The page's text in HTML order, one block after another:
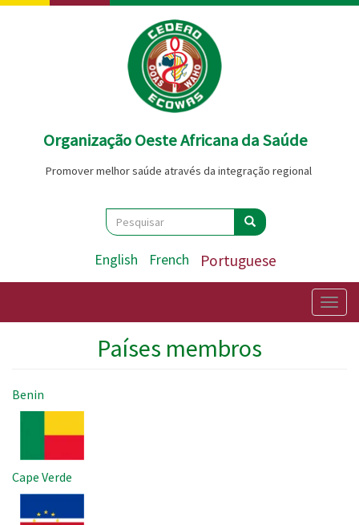
Passar
Organização Oeste Africana da Saúde
Promover melhor saúde através da integração regional
Search
Pesquisar Pesquisar
English French Portuguese
Países membros
Benin
Imagem
Cape Verde
Imagem